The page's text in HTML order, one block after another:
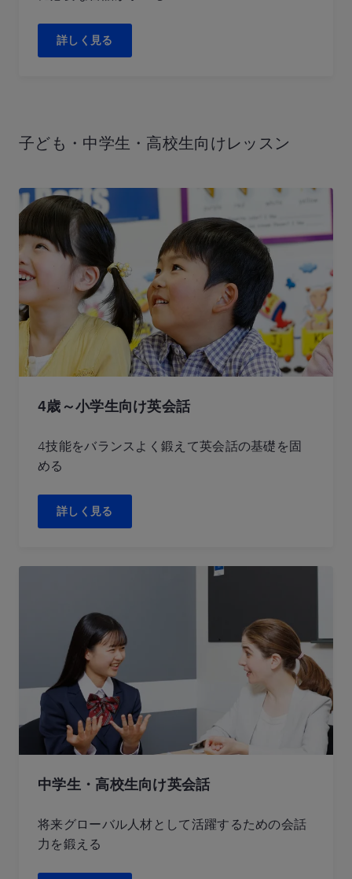
詳しく見る
子ども・中学生・ 高校生向けレッスン
4歳～小学生向け英会話
4技能をバランスよく鍛えて英会話の基礎を固
める
詳しく見る
中学生・高校生向け英会話
将来グローバル人材として活躍するための会話
力を鍛える